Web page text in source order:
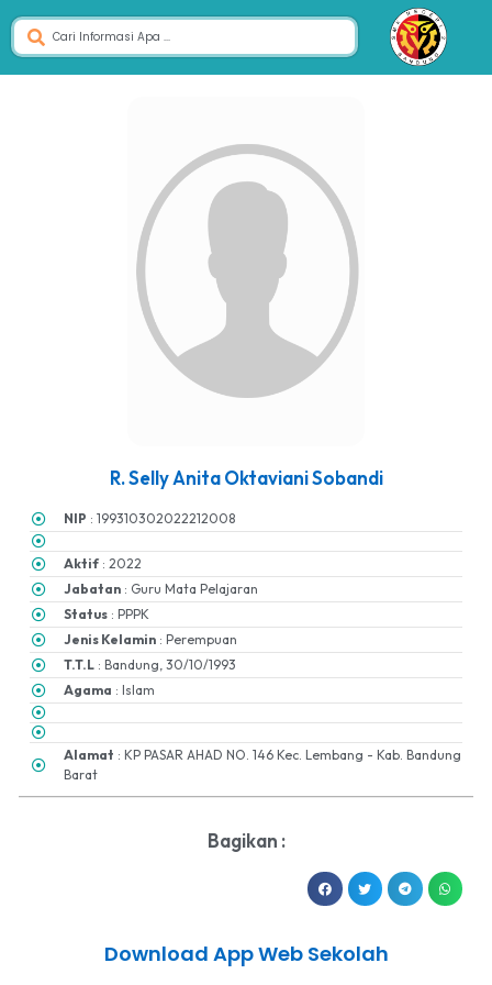
R. Selly Anita Oktaviani Sobandi
NIP : 199310302022212008
Aktif : 2022
Jabatan : Guru Mata Pelajaran
Status : PPPK
Jenis Kelamin : Perempuan
T.T.L : Bandung, 30/10/1993
Agama : Islam
Alamat : KP PASAR AHAD NO. 146 Kec. Lembang - Kab. Bandung
Barat
Bagikan :
Download App Web Sekolah